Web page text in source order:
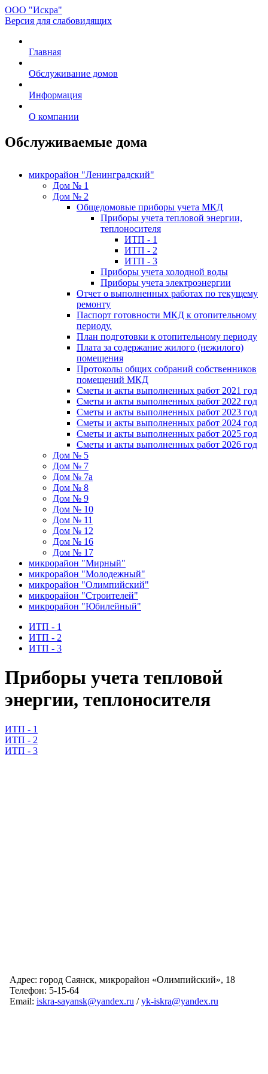
ООО "Искра"
Версия для слабовидящих
Главная
Обслуживание домов
Информация
О компании
Обслуживаемые дома
микрорайон "Ленинградский"
Дом № 1
Дом № 2
Общедомовые приборы учета МКД
Приборы учета тепловой энергии,
теплоносителя
ИТП - 1
ИТП - 2
ИТП - 3
Приборы учета холодной воды
Приборы учета электроэнергии
Отчет о выполненных работах по текущему
ремонту
Паспорт готовности МКД к отопительному
периоду.
План подготовки к отопительному периоду
Плата за содержание жилого (нежилого)
помещения
Протоколы общих собраний собственников
помещений МКД
Сметы и акты выполненных работ 2021 год
Сметы и акты выполненных работ 2022 год
Сметы и акты выполненных работ 2023 год
Сметы и акты выполненных работ 2024 год
Сметы и акты выполненных работ 2025 год
Сметы и акты выполненных работ 2026 год
Дом № 5
Дом № 7
Дом № 7а
Дом № 8
Дом № 9
Дом № 10
Дом № 11
Дом № 12
Дом № 16
Дом № 17
микрорайон "Мирный"
микрорайон "Молодежный"
микрорайон "Олимпийский"
микрорайон "Строителей"
микрорайон "Юбилейный"
ИТП - 1
ИТП - 2
ИТП - 3
Приборы учета тепловой
энергии, теплоносителя
ИТП - 1
ИТП - 2
ИТП - 3
Адрес: город Саянск, микрорайон «Олимпийский», 18
Телефон: 5-15-64
Email: iskra-sayansk@yandex.ru /yk-iskra@yandex.ru